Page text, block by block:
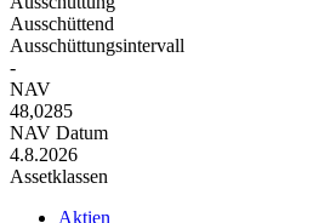
Ausschüttend
Ausschüttungsintervall
-
NAV
48,0285
NAV Datum
4.8.2026
Assetklassen
Aktien